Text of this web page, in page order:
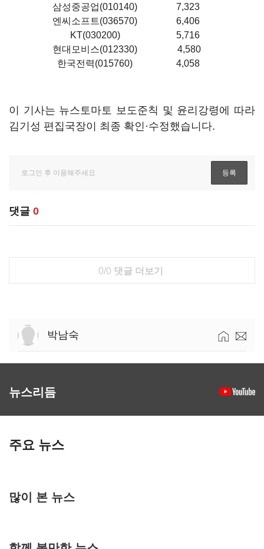
삼성중공업(010140)
7,323
엔씨소프트(036570)
6,406
KT(030200)
5,716
현대모비스(012330)
4,580
한국전력(015760)
4,058
이 기사는 뉴스토마토 보도준칙 및 윤리강령에 따라
김기성 편집국장이 최종 확인·수정했습니다.
댓글 0
0/0 댓글 더보기
박남숙
뉴스리듬
주요 뉴스
많이 본 뉴스